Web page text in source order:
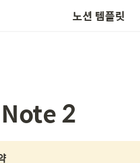
노션 템플릿
📬 템플릿 요청
2